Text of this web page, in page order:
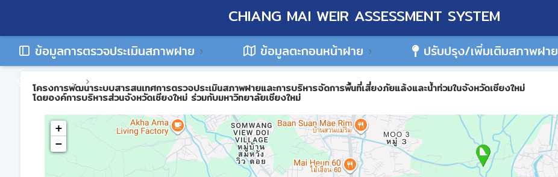
CHIANG MAI WEIR ASSESSMENT SYSTEM
ข้อมูลการตรวจประเมินสภาพฝาย ข้อมูลตะกอนหน้าฝาย ปรับปรุง/เพิ่มเติมสภาพฝาย
ติดต่อเรา
โครงการพัฒนาระบบสารสนเทศการตรวจประเมินสภาพฝายและการบริหารจัดการพื้นที่เสี่ยงภัยแล้งและน้ำท่วมในจังหวัดเชียงใหม่
โดยองค์การบริหารส่วนจังหวัดเชียงใหม่ ร่วมกับมหาวิทยาลัยเชียงใหม่
+
−